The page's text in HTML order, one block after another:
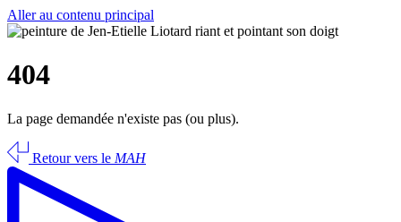
Aller au contenu principal
404
La page demandée n'existe pas (ou plus).
Retour vers le MAH